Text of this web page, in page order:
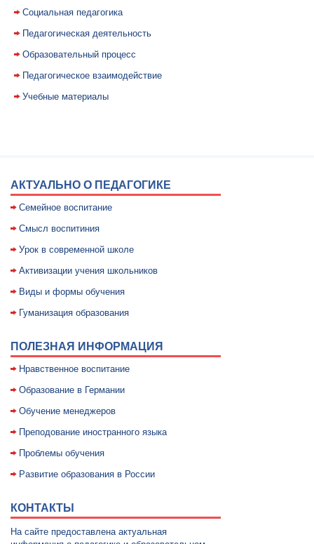
Социальная педагогика
Педагогическая деятельность
Образовательный процесс
Педагогическое взаимодействие
Учебные материалы
АКТУАЛЬНО О ПЕДАГОГИКЕ
Семейное воспитание
Смысл воспитиния
Уpок в совpеменной школе
Активизации учения школьников
Виды и формы обучения
Гуманизация образования
ПОЛЕЗНАЯ ИНФОРМАЦИЯ
Нравственное воспитание
Образование в Германии
Обучение менеджеров
Преподование иностранного языка
Проблемы обучения
Развитие образования в России
КОНТАКТЫ
На сайте предоставлена актуальная